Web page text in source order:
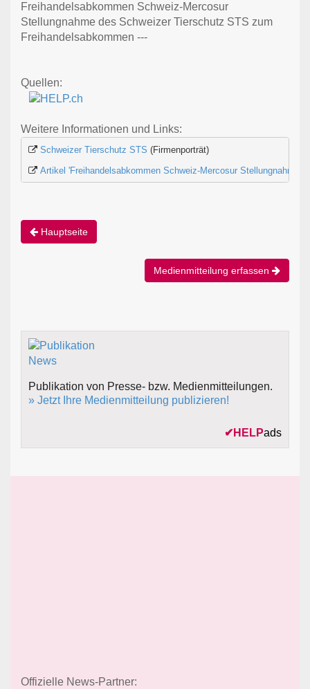
Freihandelsabkommen Schweiz-Mercosur
Stellungnahme des Schweizer Tierschutz STS zum
Freihandelsabkommen ---
Quellen:
Weitere Informationen und Links:
Schweizer Tierschutz STS (Firmenporträt)
Artikel 'Freihandelsabkommen Schweiz-Mercosur Stellungnahme
Hauptseite
Medienmitteilung erfassen
Publikation von Presse- bzw. Medienmitteilungen.
» Jetzt Ihre Medienmitteilung publizieren!
✔ HELPads
Offizielle News-Partner: